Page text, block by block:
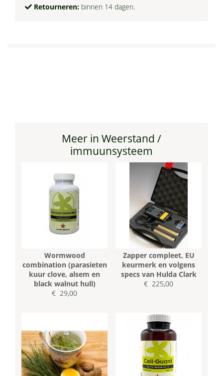
Retourneren: binnen 14 dagen.
Meer in Weerstand /
immuunsysteem
Wormwood
combination (parasieten
kuur clove, alsem en
black walnut hull)
€ 29,00
Zapper compleet, EU
keurmerk en volgens
specs van Hulda Clark
€ 225,00